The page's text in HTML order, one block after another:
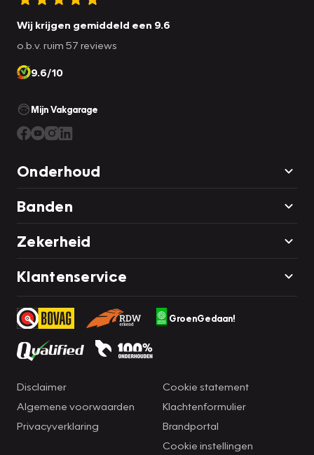
Wij krijgen gemiddeld een 9.6
o.b.v. ruim 57 reviews
9.6/10
Mijn Vakgarage
Onderhoud
Banden
Zekerheid
Klantenservice
GroenGedaan!
Disclaimer
Algemene voorwaarden
Privacyverklaring
Cookie statement
Klachtenformulier
Brandportal
Cookie instellingen